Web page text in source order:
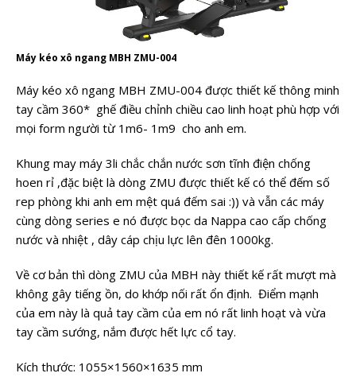
Máy kéo xô ngang MBH ZMU-004
Máy kéo xô ngang MBH ZMU-004 được thiết kế thông minh
tay cầm 360* ghế điều chỉnh chiều cao linh hoạt phù hợp với
mọi form người từ 1m6- 1m9 cho anh em.
Khung may máy 3li chắc chắn nước sơn tĩnh điện chống
hoen rỉ ,đặc biệt là dòng ZMU được thiết kế có thể đếm số
rep phòng khi anh em mệt quá đếm sai :)) và vẫn các máy
cùng dòng series e nó được bọc da Nappa cao cấp chống
nước và nhiệt , dây cáp chịu lực lên đên 1000kg.
Về cơ bản thì dòng ZMU của MBH này thiết kế rất mượt mà
không gây tiếng ồn, do khớp nối rất ổn định. Điểm mạnh
của em này là quả tay cầm của em nó rất linh hoạt và vừa
tay cầm sướng, nắm được hết lực cổ tay.
Kích thước: 1055×1560×1635 mm